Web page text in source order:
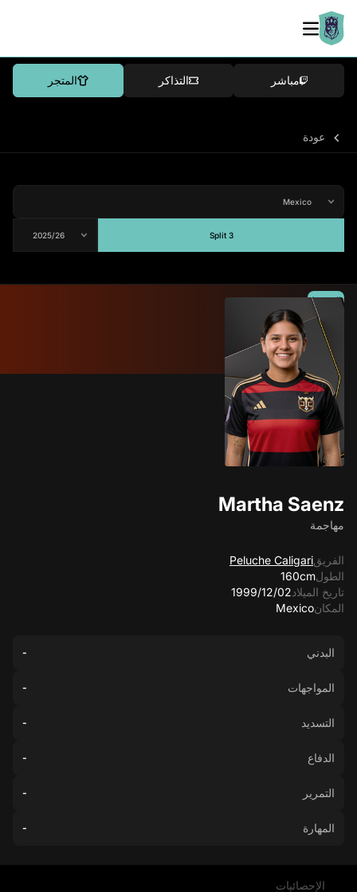
مباشر التذاكر المتجر
عودة
Split 3
Martha Saenz
مهاجمة
الفريقPeluche Caligari
الطول160cm
تاريخ الميلاد02‏/12‏/1999
المكانMexico
المتوسط
البدني -
المواجهات -
التسديد -
الدفاع -
التمرير -
المهارة -
الإحصائيات